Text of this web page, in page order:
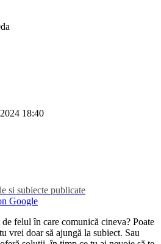
18:40
si subiecte publicate
felul în care comunică cineva? Poate
vrei doar să ajungă la subiect. Sau